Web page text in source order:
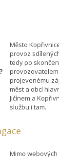
Město
provoz
tedy po
projevenému
měst a obcí
Jičínem a
službu i tam.
Mimo